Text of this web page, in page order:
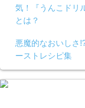
気！『うんこドリ
とは？
悪魔的なおいしさ
ーストレシピ集